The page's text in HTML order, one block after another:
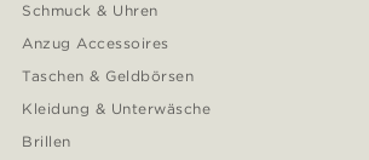
Schmuck & Uhren
Anzug Accessoires
Taschen & Geldbörsen
Kleidung & Unterwäsche
Brillen